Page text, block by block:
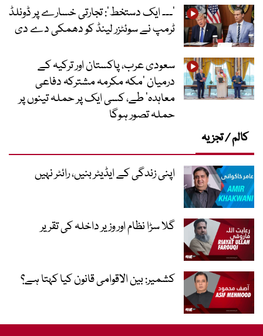
’۔۔۔ ایک دستخط‘: تجارتی خسارے پر ڈونلڈ
ٹرمپ نے سوئٹزر لینڈ کو دھمکی دے دی
سعودی عرب، پاکستان اور ترکیہ کے
درمیان ’مکہ مکرمہ مشترکہ دفاعی
معاہدہ‘ طے، کسی ایک پر حملہ تینوں پر
حملہ تصور ہوگا
کالم / تجزیہ
اپنی زندگی کے ایڈیٹر بنیں، رائٹر نہیں
گلا سڑا نظام اور وزیر داخلہ کی تقریر
کشمیر: بین الاقوامی قانون کیا کہتا ہے؟